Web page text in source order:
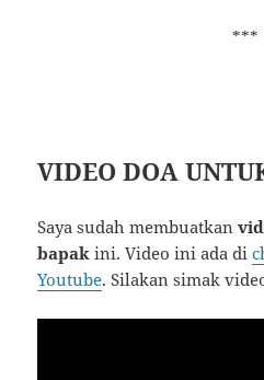
***
VIDEO DOA
Saya sudah membuatkan
bapak ini. Video ini ada di
Youtube. Silakan simak